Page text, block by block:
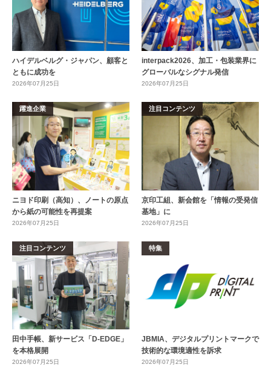
ハイデルベルグ・ジャパン、顧客と
ともに成功を
2026年07月25日
interpack2026、加工・包装業界に
グローバルなシグナル発信
2026年07月25日
躍進企業
ニヨド印刷（高知）、ノートの原点
から紙の可能性を再提案
2026年07月25日
注目コンテンツ
京印工組、新会館を「情報の受発信
基地」に
2026年07月25日
注目コンテンツ
田中手帳、新サービス「D-EDGE」
を本格展開
2026年07月25日
特集
JBMIA、デジタルプリントマークで
技術的な環境適性を訴求
2026年07月25日